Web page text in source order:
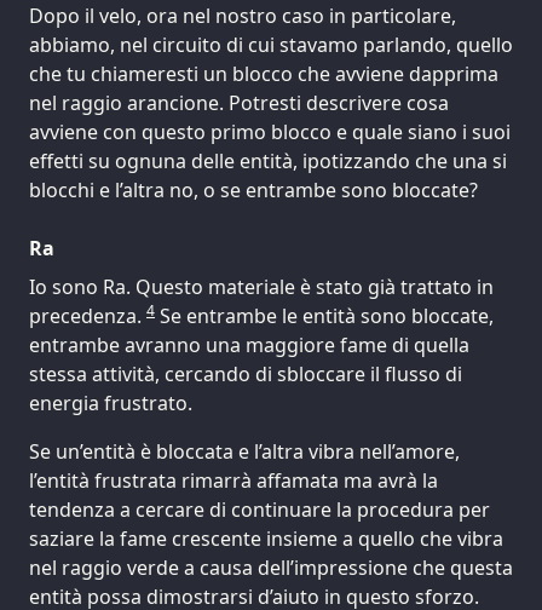
Dopo il velo, ora nel nostro caso in particolare,
abbiamo, nel circuito di cui stavamo parlando, quello
che tu chiameresti un blocco che avviene dapprima
nel raggio arancione. Potresti descrivere cosa
avviene con questo primo blocco e quale siano i suoi
effetti su ognuna delle entità, ipotizzando che una si
blocchi e l’altra no, o se entrambe sono bloccate?
Ra
Io sono Ra. Questo materiale è stato già trattato in
precedenza. 4 Se entrambe le entità sono bloccate,
entrambe avranno una maggiore fame di quella
stessa attività, cercando di sbloccare il flusso di
energia frustrato.
Se un’entità è bloccata e l’altra vibra nell’amore,
l’entità frustrata rimarrà affamata ma avrà la
tendenza a cercare di continuare la procedura per
saziare la fame crescente insieme a quello che vibra
nel raggio verde a causa dell’impressione che questa
entità possa dimostrarsi d’aiuto in questo sforzo.